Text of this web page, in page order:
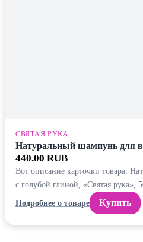
СВЯТАЯ РУКА
Натуральный шампунь для
440.00 RUB
Вот описание карточки товара:
с голубой глиной, «Святая рука»,
Подробнее о товаре
Купить